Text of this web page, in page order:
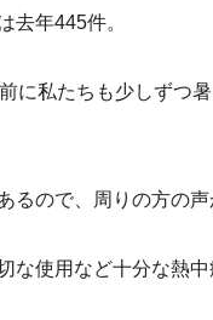
去年445件。
私たちも少しずつ
るので、周りの方の声
な使用など十分な熱